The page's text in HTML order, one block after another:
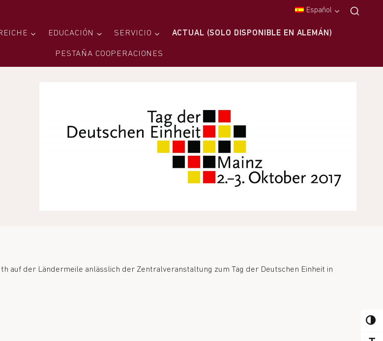
Español
EDUCACIÓN SERVICIO ACTUAL (SOLO DISPONIBLE EN ALEMÁN)
PESTAÑA COOPERACIONES
auf der Ländermeile anlässlich der Zentralveranstaltung zum Tag der Deutschen Einheit in